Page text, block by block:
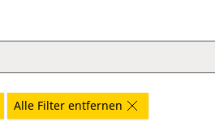
Alle Filter entfernen